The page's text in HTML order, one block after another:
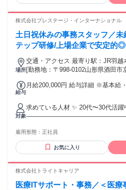
チームで業務に取り組むのが好きな方 【用意が必要な
コン （※１）（※２）（※３） ・
度10Mbps以上 （※４） ・有料のセ
用ください。製造から8年以上経過
※２：WindowsOSをご使用される
３：一部WindowsOS指定の案件が
する基本的なWebサイトにアクセ
選考対象外となる可能性がござい
株式会社プレステージ・インターナショナル
土日祝休みの事務スタッフ／
テップ研修/上場企業で安定的◎
場所
交通・アクセス 最寄り駅：JR羽
OK！
[勤務地：〒998-0102山形県酒田市
給与
月給200,000円 給与詳細 ※基本給・一律
払われる通勤・皆勤・家族手当金
われるその他手当金額：あり 1ヶ月
給与詳細 ✨
円〜 （内訳） ・基本給：19万円
当（規定支給） ・高速道路利用手
で支給） ✨ 待遇・福利厚生 ✨
―――――――――――――――― ・昇
・社会保険完備
対象
求めている人材 ✨ 20代〜30代活躍
―――――――――――――――― 学歴
第二新卒・フリーター歓迎 ✅パソ
OKです（入力程度） 【年齢の条件と理由】 60歳未満（定年
のため／ 例外事由1号）
雇用形態： 正社員
お気に入り
株式会社トライトキャリア
医療ITサポート・事務／＜医